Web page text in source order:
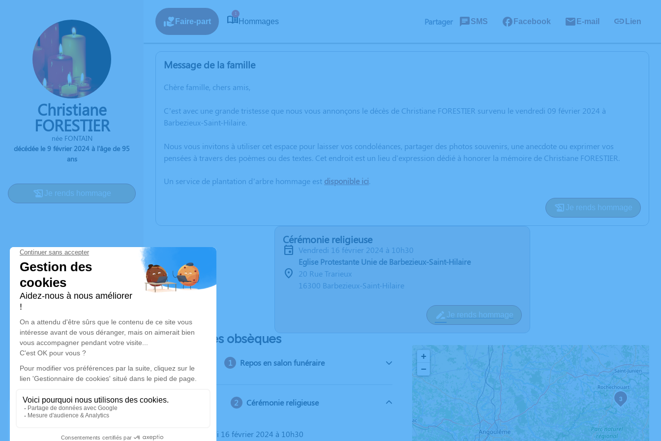
Christiane
FORESTIER
née FONTAIN
décédée le 9 février 2024 à l'âge de 95
ans
Je rends hommage
Faire-part
1
Hommages Partager SMS Facebook E-mail Lien
Message de la famille
Chère famille, chers amis,
C’est avec une grande tristesse que nous vous annonçons le décès de Christiane FORESTIER survenu le vendredi 09 février 2024 à
Barbezieux-Saint-Hilaire.
Nous vous invitons à utiliser cet espace pour laisser vos condoléances, partager des photos souvenirs, une anecdote ou exprimer vos
pensées à travers des poèmes ou des textes. Cet endroit est un lieu d'expression dédié à honorer la mémoire de Christiane FORESTIER.
Un service de plantation d’arbre hommage est disponible ici.
Je rends hommage
Cérémonie religieuse
vendredi 16 février 2024 à 10h30
Eglise Protestante Unie de Barbezieux-Saint-Hilaire
20 Rue Trarieux
16300 Barbezieux-Saint-Hilaire
Je rends hommage
Déroulé des obsèques
Repos en salon funéraire
Cérémonie religieuse
Le vendredi 16 février 2024 à 10h30
3
+
−